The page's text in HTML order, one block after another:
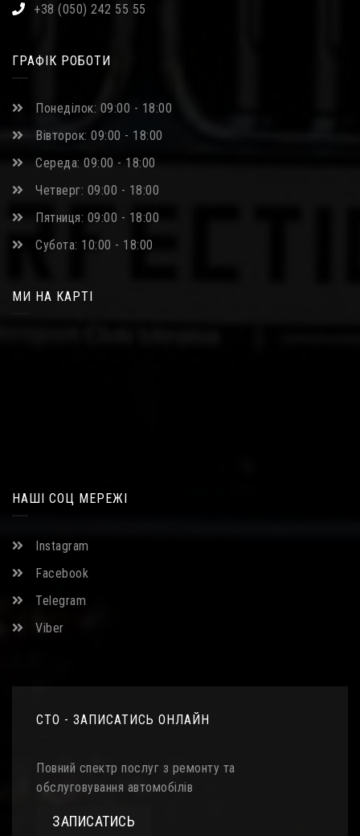
+38 (050) 242 55 55
ГРАФІК РОБОТИ
Понеділок: 09:00 - 18:00
Вівторок: 09:00 - 18:00
Середа: 09:00 - 18:00
Четверг: 09:00 - 18:00
Пятниця: 09:00 - 18:00
Субота: 10:00 - 18:00
МИ НА КАРТІ
НАШІ СОЦ МЕРЕЖІ
Instagram
Facebook
Telegram
Viber
СТО - ЗАПИСАТИСЬ ОНЛАЙН
Повний спектр послуг з ремонту та
обслуговування автомобілів
ЗАПИСАТИСЬ